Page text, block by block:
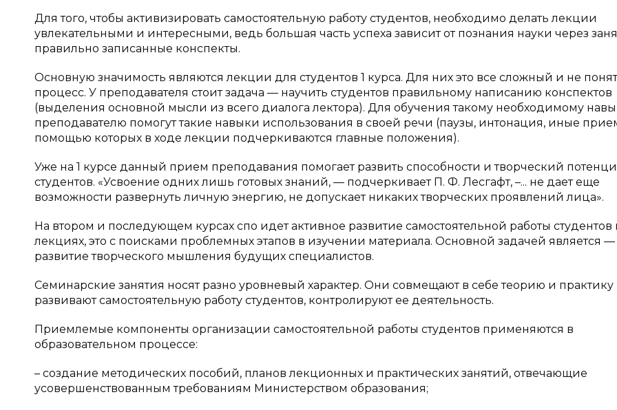
Для того, чтобы активизировать самостоятельную работу студентов, необходимо делать лекции
увлекательными и интересными, ведь большая часть успеха зависит от познания науки через
правильно записанные конспекты.
Основную значимость являются лекции для студентов 1 курса. Для них это все сложный и не
процесс. У преподавателя стоит задача — научить студентов правильному написанию конспектов
(выделения основной мысли из всего диалога лектора). Для обучения такому необходимому
преподавателю помогут такие навыки использования в своей речи (паузы, интонация, иные
помощью которых в ходе лекции подчеркиваются главные положения).
Уже на 1 курсе данный прием преподавания помогает развить способности и творческий
студентов. «Усвоение одних лишь готовых знаний, — подчеркивает П. Ф. Лесгафт, –... не дает еще
возможности развернуть личную энергию, не допускает никаких творческих проявлений лица».
На втором и последующем курсах спо идет активное развитие самостоятельной работы студентов
лекциях, это с поисками проблемных этапов в изучении материала. Основной задачей является —
развитие творческого мышления будущих специалистов.
Семинарские занятия носят разно уровневый характер. Они совмещают в себе теорию и практику
развивают самостоятельную работу студентов, контролируют ее деятельность.
Приемлемые компоненты организации самостоятельной работы студентов применяются в
образовательном процессе:
– создание методических пособий, планов лекционных и практических занятий, отвечающие
усовершенствованным требованиям Министерством образования;